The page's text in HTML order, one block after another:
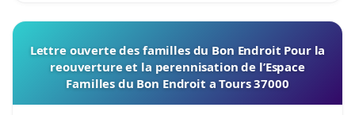
Lettre ouverte des familles du Bon Endroit Pour la
reouverture et la perennisation de l’Espace
Familles du Bon Endroit a Tours 37000